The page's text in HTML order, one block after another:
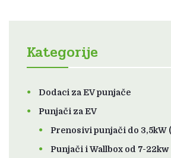
Kategorije
Dodaci za EV punjače
Punjači za EV
Prenosivi punjači do 3,5kW
Punjači i Wallbox od 7-22kw